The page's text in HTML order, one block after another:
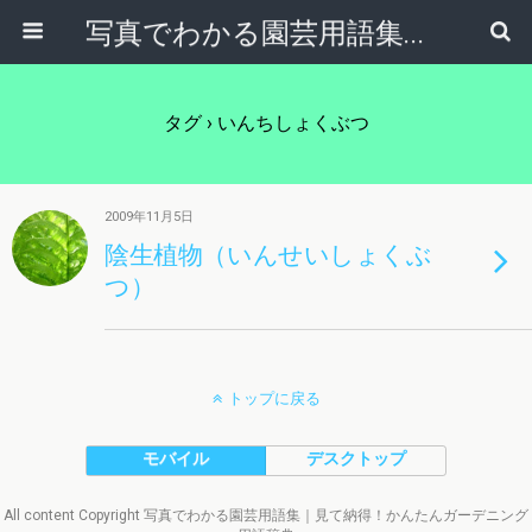
写真でわかる園芸用語集｜見て納得！かんたんガーデニング用語辞典
タグ › いんちしょくぶつ
2009年11月5日
陰生植物（いんせいしょくぶ
つ）
トップに戻る
モバイル デスクトップ
All content Copyright 写真でわかる園芸用語集｜見て納得！かんたんガーデニング